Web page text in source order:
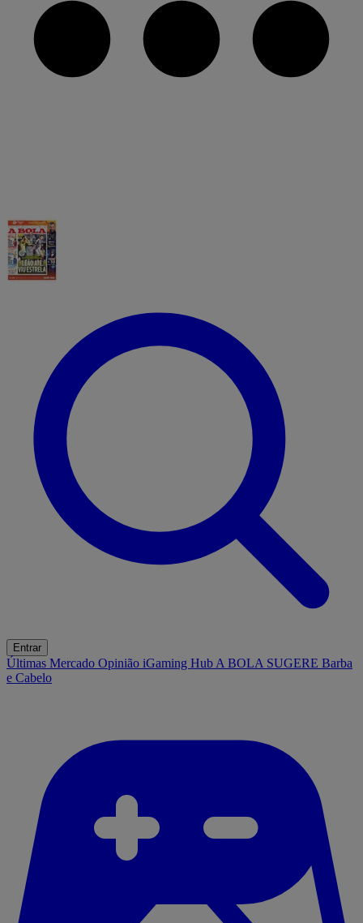
Entrar
Últimas Mercado Opinião iGaming Hub A BOLA SUGERE Barba
e Cabelo